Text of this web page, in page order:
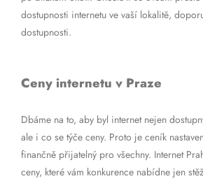
dostupnosti internetu ve vaší lokalitě,
dostupnosti.
Ceny internetu v Praze
Dbáme na to, aby byl internet nejen
ale i co se týče ceny. Proto je ceník
finančně přijatelný pro všechny. Internet
ceny, které vám konkurence nabídne jen